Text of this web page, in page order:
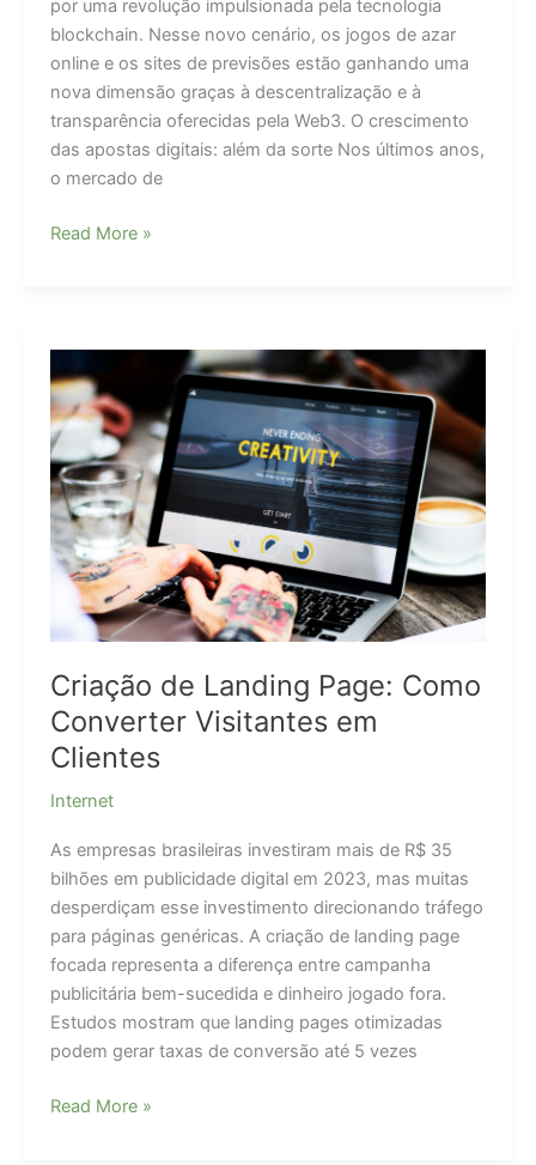
por uma revolução impulsionada pela tecnologia
blockchain. Nesse novo cenário, os jogos de azar
online e os sites de previsões estão ganhando uma
nova dimensão graças à descentralização e à
transparência oferecidas pela Web3. O crescimento
das apostas digitais: além da sorte Nos últimos anos,
o mercado de
Transformação
online
evoluem
com
suporte
da
Web3
Read More »
Criação de Landing Page: Como
Converter Visitantes em
Clientes
Internet
As empresas brasileiras investiram mais de R$ 35
bilhões em publicidade digital em 2023, mas muitas
desperdiçam esse investimento direcionando tráfego
para páginas genéricas. A criação de landing page
focada representa a diferença entre campanha
publicitária bem-sucedida e dinheiro jogado fora.
Estudos mostram que landing pages otimizadas
podem gerar taxas de conversão até 5 vezes
Criação
Read More »